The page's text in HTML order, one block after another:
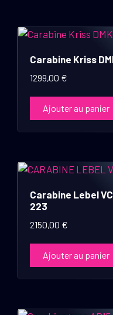
Carabine Kriss
1299,00 €
Ajouter au panier
Carabine Lebel
223
2150,00 €
Ajouter au panier